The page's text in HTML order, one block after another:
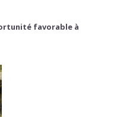
favorable à